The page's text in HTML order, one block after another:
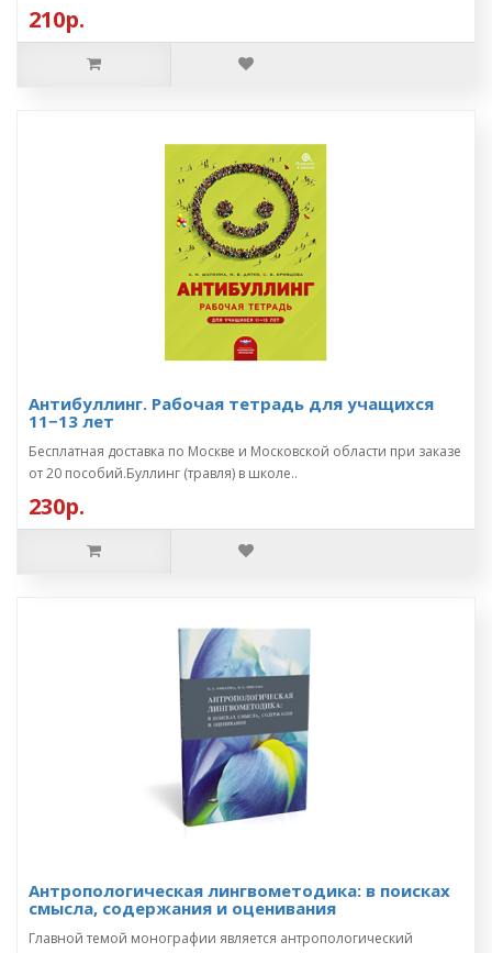
210р.
Антибуллинг. Рабочая тетрадь для учащихся
11−13 лет
Бесплатная доставка по Москве и Московской области при заказе
от 20 пособий.Буллинг (травля) в школе..
230р.
Антропологическая лингвометодика: в поисках
смысла, содержания и оценивания
Главной темой монографии является антропологический